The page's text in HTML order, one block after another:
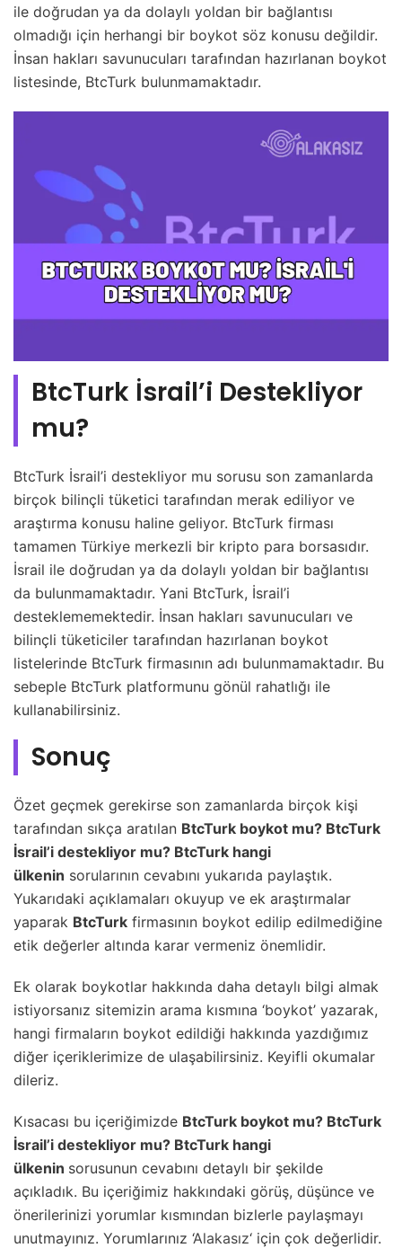
ile doğrudan ya da dolaylı yoldan bir bağlantısı
olmadığı için herhangi bir boykot söz konusu değildir.
İnsan hakları savunucuları tarafından hazırlanan boykot
listesinde, BtcTurk bulunmamaktadır.
BtcTurk İsrail’i Destekliyor
mu?
BtcTurk İsrail’i destekliyor mu sorusu son zamanlarda
birçok bilinçli tüketici tarafından merak ediliyor ve
araştırma konusu haline geliyor. BtcTurk firması
tamamen Türkiye merkezli bir kripto para borsasıdır.
İsrail ile doğrudan ya da dolaylı yoldan bir bağlantısı
da bulunmamaktadır. Yani BtcTurk, İsrail’i
desteklememektedir. İnsan hakları savunucuları ve
bilinçli tüketiciler tarafından hazırlanan boykot
listelerinde BtcTurk firmasının adı bulunmamaktadır. Bu
sebeple BtcTurk platformunu gönül rahatlığı ile
kullanabilirsiniz.
Sonuç
Özet geçmek gerekirse son zamanlarda birçok kişi
tarafından sıkça aratılan BtcTurk boykot mu? BtcTurk
İsrail’i destekliyor mu? BtcTurk hangi
ülkenin sorularının cevabını yukarıda paylaştık.
Yukarıdaki açıklamaları okuyup ve ek araştırmalar
yaparak BtcTurk firmasının boykot edilip edilmediğine
etik değerler altında karar vermeniz önemlidir.
Ek olarak boykotlar hakkında daha detaylı bilgi almak
istiyorsanız sitemizin arama kısmına ‘boykot’ yazarak,
hangi firmaların boykot edildiği hakkında yazdığımız
diğer içeriklerimize de ulaşabilirsiniz. Keyifli okumalar
dileriz.
Kısacası bu içeriğimizde BtcTurk boykot mu? BtcTurk
İsrail’i destekliyor mu? BtcTurk hangi
ülkenin sorusunun cevabını detaylı bir şekilde
açıkladık. Bu içeriğimiz hakkındaki görüş, düşünce ve
önerilerinizi yorumlar kısmından bizlerle paylaşmayı
unutmayınız. Yorumlarınız ‘Alakasız‘ için çok değerlidir.